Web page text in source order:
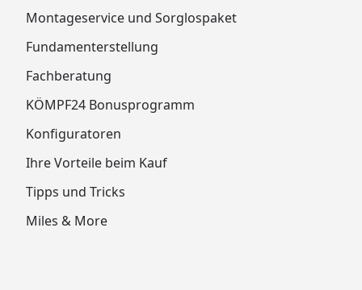
Montageservice und Sorglospaket
Fundamenterstellung
Fachberatung
KÖMPF24 Bonusprogramm
Konfiguratoren
Ihre Vorteile beim Kauf
Tipps und Tricks
Miles & More